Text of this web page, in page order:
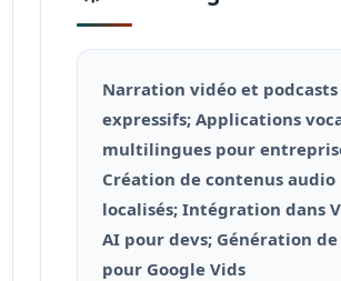
Narration vidéo et podcasts
expressifs; Applications
multilingues pour
Création de contenus audio
localisés; Intégration dans
AI pour devs; Génération
pour Google Vids